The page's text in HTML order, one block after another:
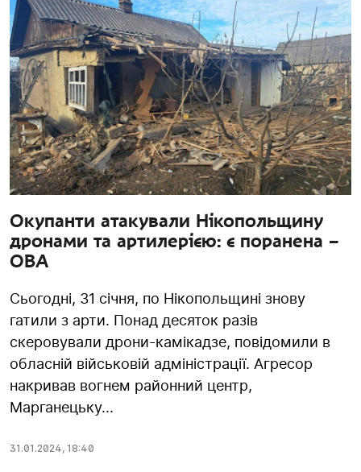
Окупанти атакували Нікопольщину
дронами та артилерією: є поранена –
ОВА
Сьогодні, 31 січня, по Нікопольщині знову
гатили з арти. Понад десяток разів
скеровували дрони-камікадзе, повідомили в
обласній військовій адміністрації. Агресор
накривав вогнем районний центр,
Марганецьку...
31.01.2024, 18:40